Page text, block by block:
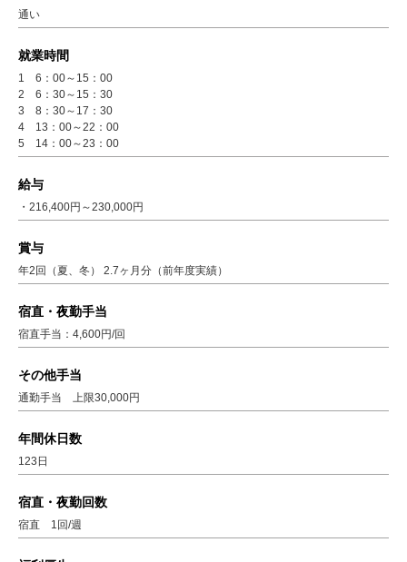
通い
就業時間
1 6：00～15：00
2 6：30～15：30
3 8：30～17：30
4 13：00～22：00
5 14：00～23：00
給与
・216,400円～230,000円
賞与
年2回（夏、冬） 2.7ヶ月分（前年度実績）
宿直・夜勤手当
宿直手当：4,600円/回
その他手当
通勤手当 上限30,000円
年間休日数
123日
宿直・夜勤回数
宿直 1回/週